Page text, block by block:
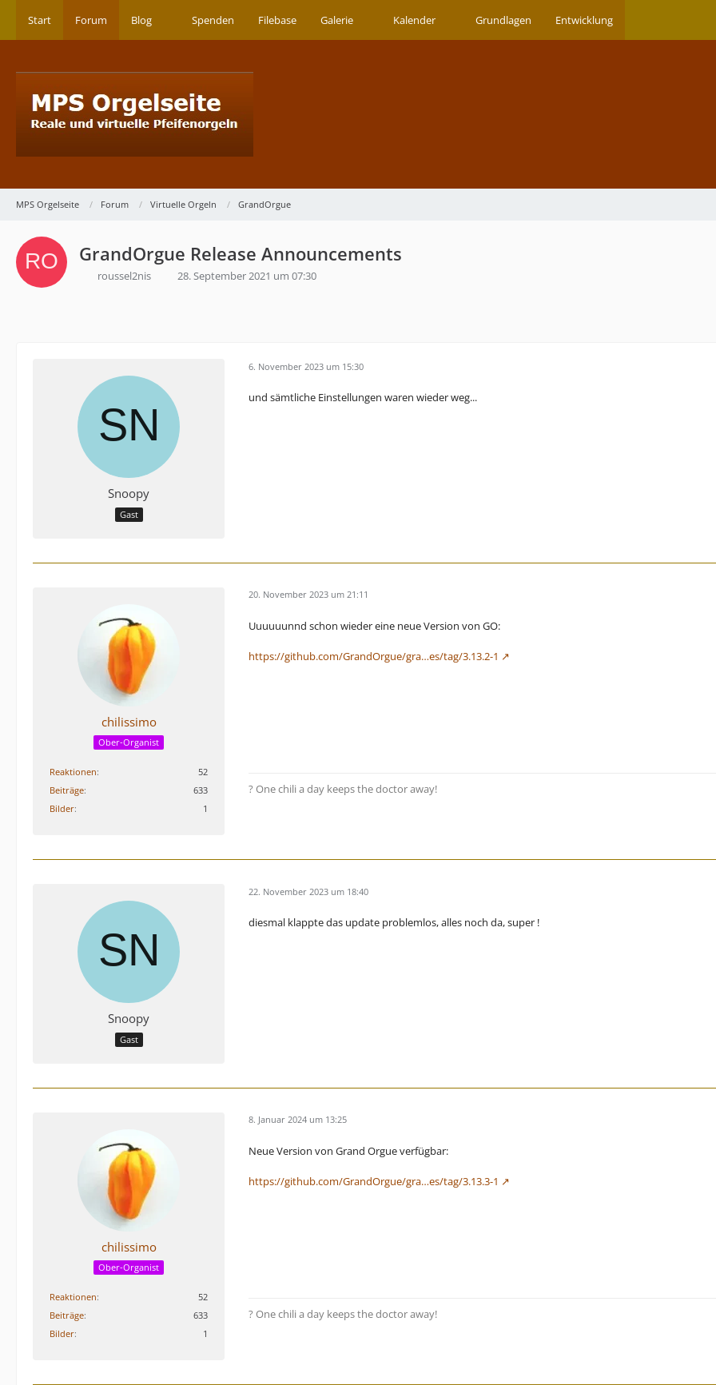
Start Forum Blog Spenden Filebase Galerie Kalender Grundlagen Entwicklung
MPS Orgelseite Forum Virtuelle Orgeln GrandOrgue
GrandOrgue Release Announcements
roussel2nis 28. September 2021 um 07:30
Snoopy
Gast
6. November 2023 um 15:30
und sämtliche Einstellungen waren wieder weg...
chilissimo
Ober-Organist
Reaktionen
52
Beiträge
633
Bilder
1
20. November 2023 um 21:11
Uuuuuunnd schon wieder eine neue Version von GO:
https://github.com/GrandOrgue/gra…es/tag/3.13.2-1
?️ One chili a day keeps the doctor away!
Snoopy
Gast
22. November 2023 um 18:40
diesmal klappte das update problemlos, alles noch da, super !
chilissimo
Ober-Organist
Reaktionen
52
Beiträge
633
Bilder
1
8. Januar 2024 um 13:25
Neue Version von Grand Orgue verfügbar:
https://github.com/GrandOrgue/gra…es/tag/3.13.3-1
?️ One chili a day keeps the doctor away!